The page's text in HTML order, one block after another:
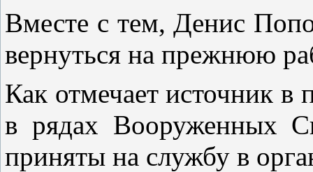
Вместе с тем, Денис
вернуться на прежнюю
Как отмечает источник в
в рядах Вооруженных
приняты на службу в